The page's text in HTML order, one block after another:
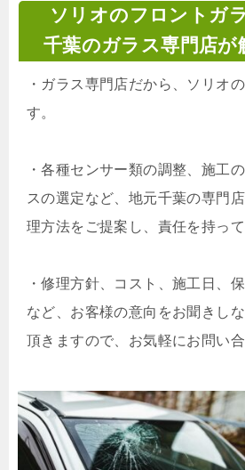
ソリオのフロントガ
千葉のガラス専門店が
・ ガラス専門店だから、ソリオ
す。
・各種センサー類の調整、施工
スの選定など、地元千葉の専門
理方法をご提案し、責任を持っ
・修理方針、コスト、施工日、
など、お客様の意向をお聞きし
頂きますので、お気軽にお問い合